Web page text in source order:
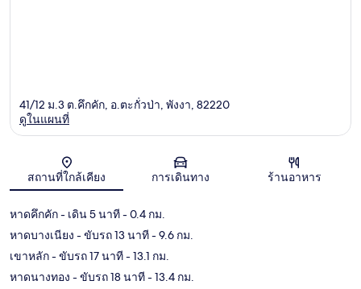
แผนที่
41/12 ม.3 ต.คึกคัก, อ.ตะกั่วป่า, พังงา, 82220
ดูในแผนที่
สถานที่ใกล้เคียง การเดินทาง ร้านอาหาร
หาดคึกคัก- เดิน 5 นาที- 0.4 กม.
หาดบางเนียง - ขับรถ 13 นาที- 9.6 กม.
เขาหลัก- ขับรถ 17 นาที- 13.1 กม.
หาดนางทอง - ขับรถ 18 นาที- 13.4 กม.